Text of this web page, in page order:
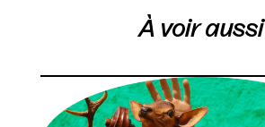
À voir aussi